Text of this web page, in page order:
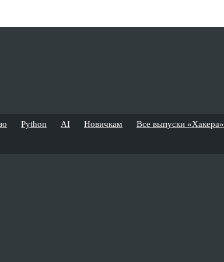
Python AI Новичкам Все выпуски «Хакера»